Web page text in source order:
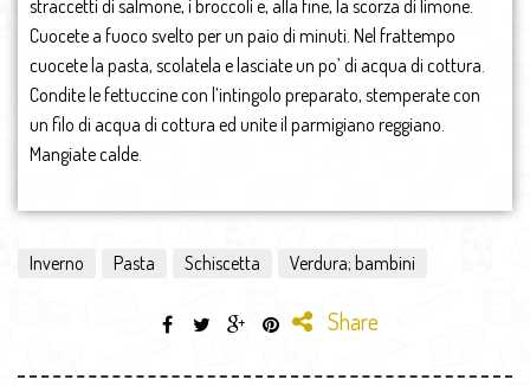
straccetti di salmone, i broccoli e, alla fine, la scorza di limone.
Cuocete a fuoco svelto per un paio di minuti. Nel frattempo
cuocete la pasta, scolatela e lasciate un po’ di acqua di cottura.
Condite le fettuccine con l’intingolo preparato, stemperate con
un filo di acqua di cottura ed unite il parmigiano reggiano.
Mangiate calde.
Inverno Pasta Schiscetta Verdura; bambini
Share